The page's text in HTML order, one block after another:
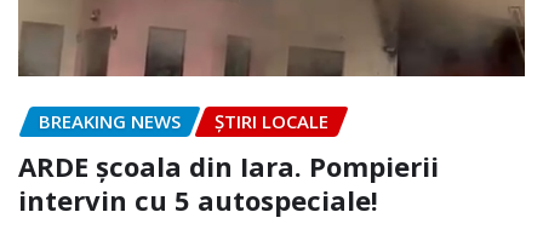
BREAKING NEWS ȘTIRI LOCALE
ARDE școala din Iara. Pompierii
intervin cu 5 autospeciale!